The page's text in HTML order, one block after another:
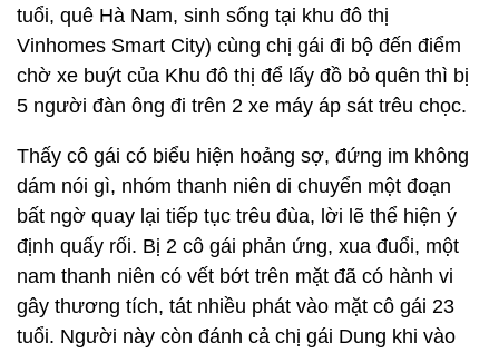
tuổi, quê Hà Nam, sinh sống tại khu đô thị
Vinhomes Smart City) cùng chị gái đi bộ đến điểm
chờ xe buýt của Khu đô thị để lấy đồ bỏ quên thì bị
5 người đàn ông đi trên 2 xe máy áp sát trêu chọc.
Thấy cô gái có biểu hiện hoảng sợ, đứng im không
dám nói gì, nhóm thanh niên di chuyển một đoạn
bất ngờ quay lại tiếp tục trêu đùa, lời lẽ thể hiện ý
định quấy rối. Bị 2 cô gái phản ứng, xua đuổi, một
nam thanh niên có vết bớt trên mặt đã có hành vi
gây thương tích, tát nhiều phát vào mặt cô gái 23
tuổi. Người này còn đánh cả chị gái Dung khi vào